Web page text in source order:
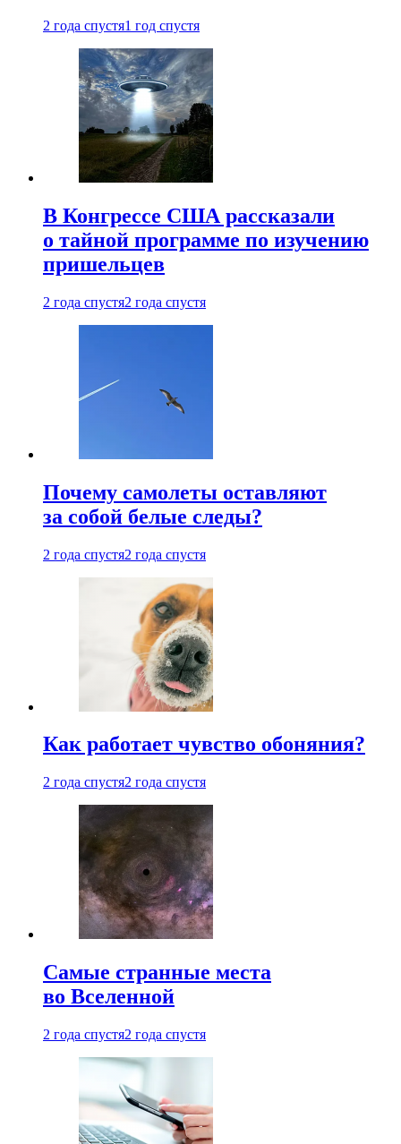
2 года спустя1 год спустя
В Конгрессе США рассказали
о тайной программе по изучению
пришельцев
2 года спустя2 года спустя
Почему самолеты оставляют
за собой белые следы?
2 года спустя2 года спустя
Как работает чувство обоняния?
2 года спустя2 года спустя
Самые странные места
во Вселенной
2 года спустя2 года спустя